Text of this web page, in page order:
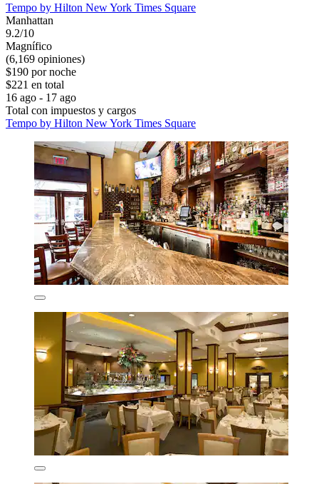
Tempo by Hilton New York Times Square
Manhattan
9.2/10
Magnífico
(6,169 opiniones)
$190 por noche
$221 en total
16 ago - 17 ago
Total con impuestos y cargos
Tempo by Hilton New York Times Square